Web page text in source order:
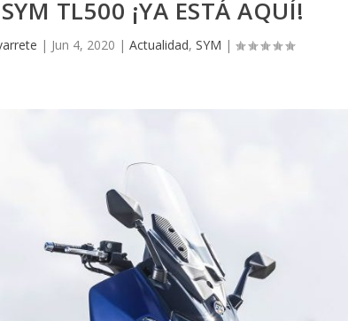
TL500 ¡YA ESTÁ AQUÍ!
| Jun 4, 2020 | Actualidad, SYM |